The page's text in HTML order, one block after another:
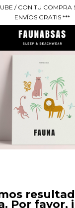
/ CON TU
ENVÍOS GRATIS ***
Por favor,